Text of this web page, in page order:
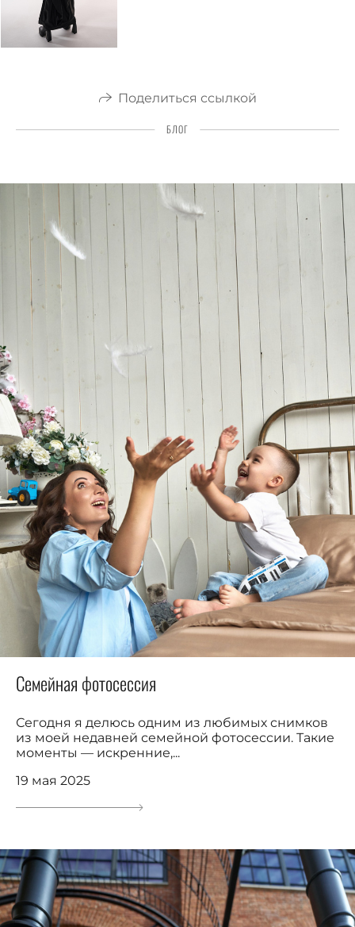
Поделиться ссылкой
БЛОГ
Семейная фотосессия
Сегодня я делюсь одним из любимых снимков
из моей недавней семейной фотосессии. Такие
моменты — искренние,...
19 мая 2025